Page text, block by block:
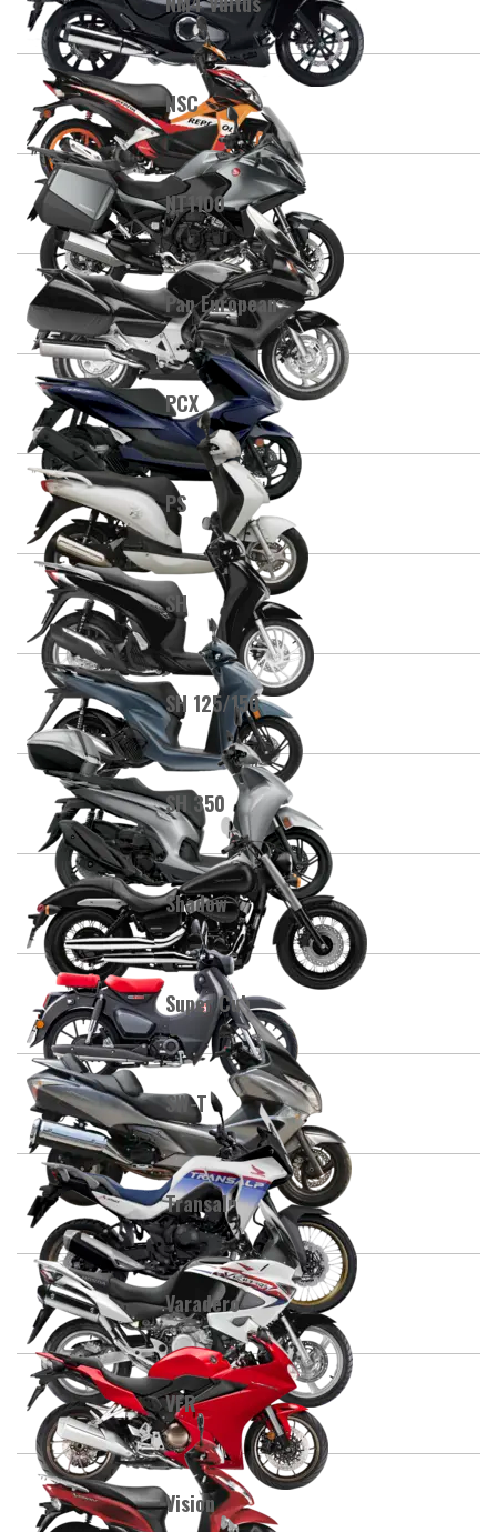
NSC
NT1100
Pan European
PCX
PS
SH
SH 125/150
SH 350
Shadow
Super Cub
SW-T
Transalp
Varadero
VFR
Vision